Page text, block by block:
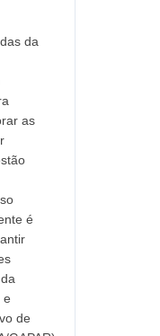
da
as
é
e
de